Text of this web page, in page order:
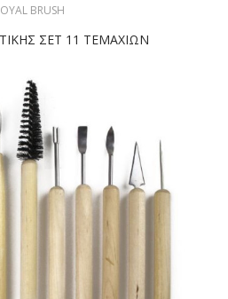
BRUSH
ΣΕΤ 11 ΤΕΜΑΧΙΩΝ